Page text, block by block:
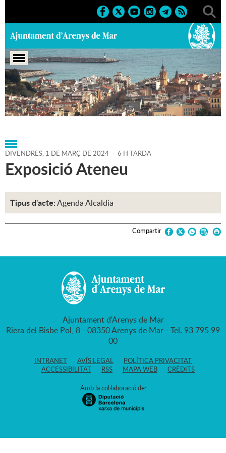
Portada > Regidories > Alcaldia > Agenda > Agenda
Alcaldia > 01-03-2024
DIVENDRES, 1 DE MARÇ DE 2024 - 6 H TARDA
Exposició Ateneu
Tipus d'acte:Agenda Alcaldia
Compartir
Ajuntament d'Arenys de Mar
Riera del Bisbe Pol, 8 - 08350 Arenys de Mar - Tel. 93 795 99
00
INTRANET AVÍS LEGAL
POLÍTICA PRIVACITAT
ACCESSIBILITAT
RSS MAPA WEB CRÈDITS
Amb la col·laboració de: